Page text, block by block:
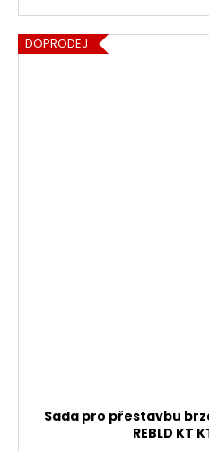
DOPRODEJ
Sada pro přestavbu
REBLD KT